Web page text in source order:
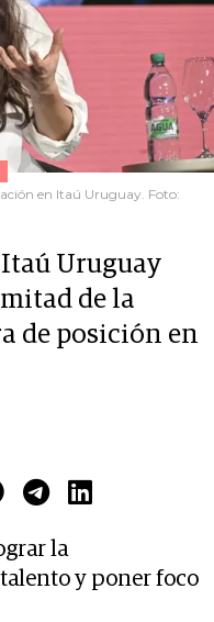
en Itaú Uruguay. Foto:
Uruguay
de la
de posición en
la
y poner foco